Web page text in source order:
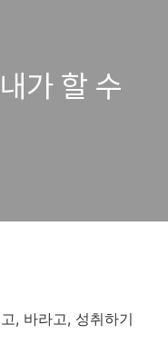
가 할 수
, 바라고, 성취하기